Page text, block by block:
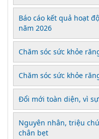
Báo cáo kết quả hoạt
năm 2026
Chăm sóc sức khỏe
Chăm sóc sức khỏe
Đổi mới toàn diện, vì
Nguyên nhân, triệu
chân bẹt